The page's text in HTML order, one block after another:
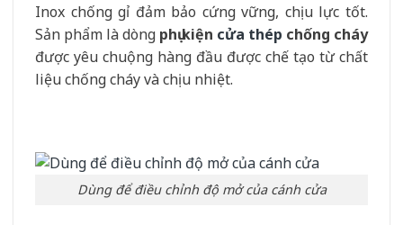
Inox chống gỉ đảm bảo cứng vững, chịu lực tốt.
Sản phẩm là dòng phụ kiện cửa thép chống cháy
được yêu chuộng hàng đầu được chế tạo từ chất
liệu chống cháy và chịu nhiệt.
Dùng để điều chỉnh độ mở của cánh cửa